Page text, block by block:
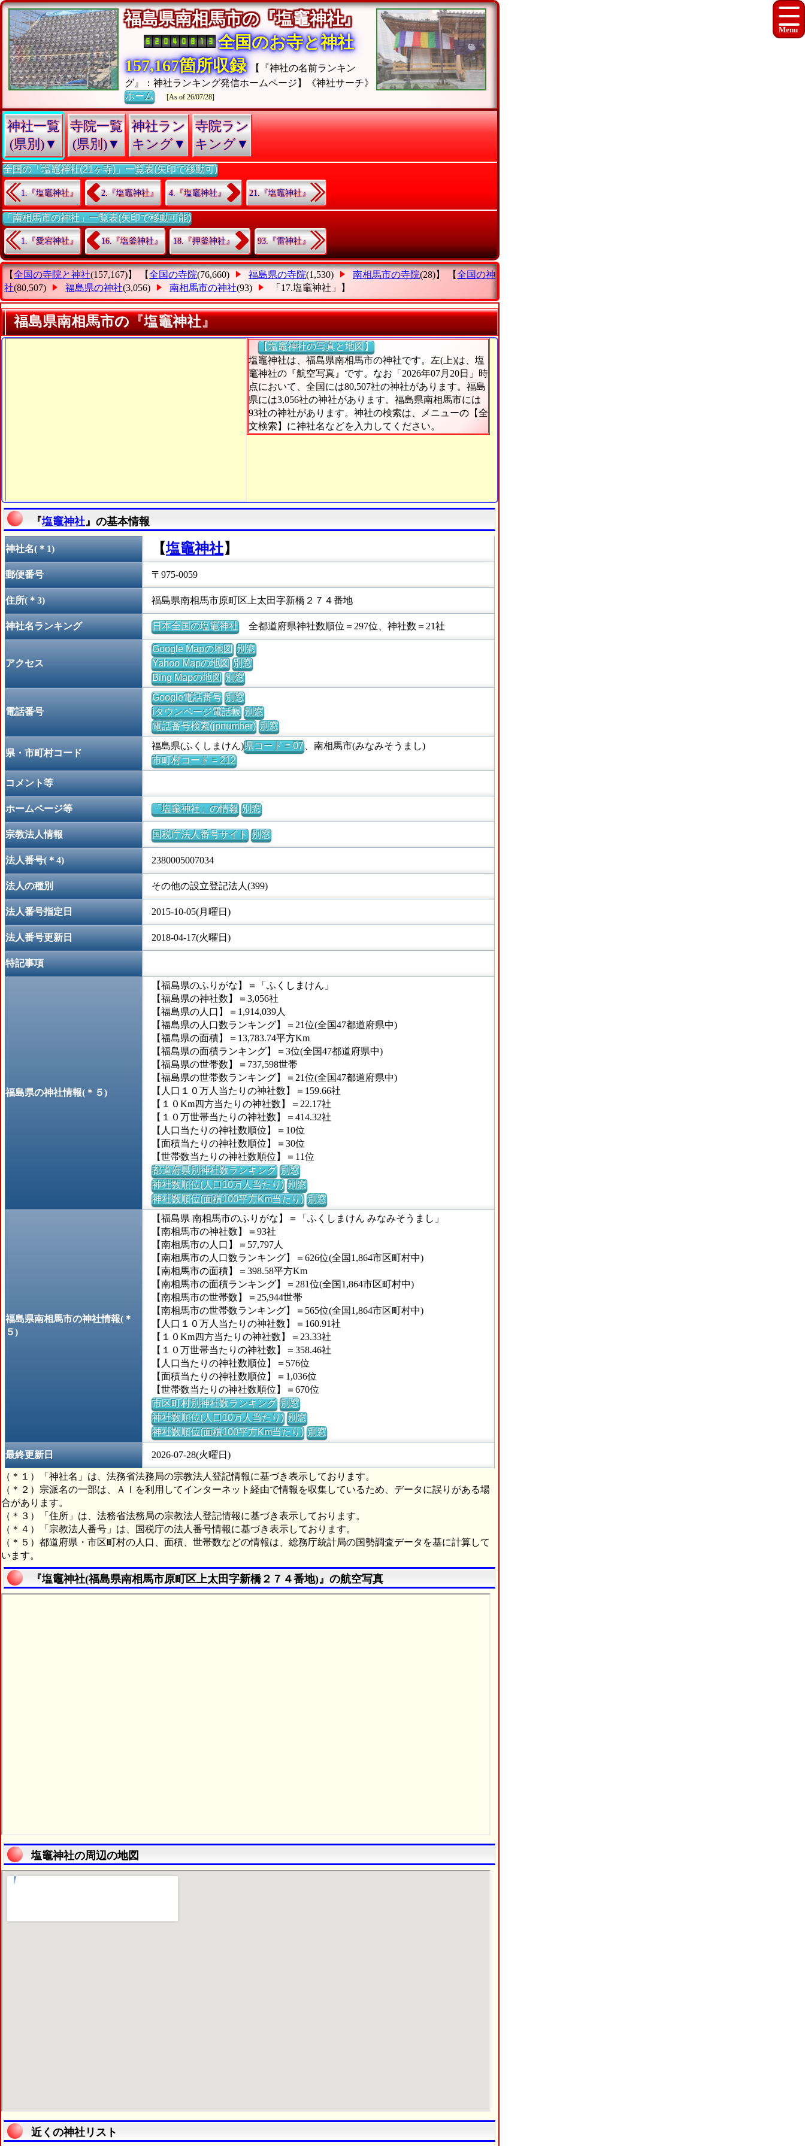
福島県南相馬市の『塩竈神社』
全国のお寺と神社
157,167箇所収録
【『神社の名前ランキン
グ』：神社ランキング発信ホームページ】《神社サーチ》
ホーム
[As of 26/07/28]
神社一覧
(県別)▼
寺院一覧
(県別)▼
神社ラン
キング▼
寺院ラン
キング▼
全国の「塩竈神社(21ヶ寺)」一覧表(矢印で移動可)
1.『塩竈神社』 2.『塩竈神社』 4.『塩竈神社』 21.『塩竈神社』
「南相馬市の神社」一覧表(矢印で移動可能)
1.『愛宕神社』 16.『塩釜神社』 18.『押釜神社』 93.『雷神社』
【全国の寺院と神社(157,167)】 【全国の寺院(76,660) 福島県の寺院(1,530) 南相馬市の寺院(28)】 【全国の神
社(80,507) 福島県の神社(3,056) 南相馬市の神社(93) 「17.塩竈神社」 】
福島県南相馬市の『塩竈神社』
【塩竈神社の写真と地図】
塩竈神社は、福島県南相馬市の神社です。左(上)は、塩
竈神社の『航空写真』です。なお「2026年07月20日」時
点において、全国には80,507社の神社があります。福島
県には3,056社の神社があります。福島県南相馬市には
93社の神社があります。神社の検索は、メニューの【全
文検索】に神社名などを入力してください。
『塩竈神社 』の基本情報
神社名(＊1) 【塩竈神社】
郵便番号 〒975-0059
住所(＊3) 福島県南相馬市原町区上太田字新橋２７４番地
神社名ランキング 日本全国の塩竈神社全都道府県神社数順位＝297位、神社数＝21社
アクセス
Google Mapの地図 別窓
Yahoo Mapの地図 別窓
Bing Mapの地図 別窓
電話番号
Google電話番号 別窓
iタウンページ電話帳 別窓
電話番号検索(jpnumber) 別窓
県・市町村コード
福島県(ふくしまけん)県コード = 07、南相馬市(みなみそうまし)
市町村コード = 212
コメント等
ホームページ等 「塩竈神社」の情報 別窓
宗教法人情報 国税庁法人番号サイト 別窓
法人番号(＊4) 2380005007034
法人の種別 その他の設立登記法人(399)
法人番号指定日 2015-10-05(月曜日)
法人番号更新日 2018-04-17(火曜日)
特記事項
福島県の神社情報(＊５)
【福島県のふりがな】＝「ふくしまけん」
【福島県の神社数】＝3,056社
【福島県の人口】＝1,914,039人
【福島県の人口数ランキング】＝21位(全国47都道府県中)
【福島県の面積】＝13,783.74平方Km
【福島県の面積ランキング】＝3位(全国47都道府県中)
【福島県の世帯数】＝737,598世帯
【福島県の世帯数ランキング】＝21位(全国47都道府県中)
【人口１０万人当たりの神社数】＝159.66社
【１０Km四方当たりの神社数】＝22.17社
【１０万世帯当たりの神社数】＝414.32社
【人口当たりの神社数順位】＝10位
【面積当たりの神社数順位】＝30位
【世帯数当たりの神社数順位】＝11位
都道府県別神社数ランキング 別窓
神社数順位(人口10万人当たり) 別窓
神社数順位(面積100平方Km当たり) 別窓
福島県南相馬市の神社情報(＊
５)
【福島県 南相馬市のふりがな】＝「ふくしまけん みなみそうまし」
【南相馬市の神社数】＝93社
【南相馬市の人口】＝57,797人
【南相馬市の人口数ランキング】＝626位(全国1,864市区町村中)
【南相馬市の面積】＝398.58平方Km
【南相馬市の面積ランキング】＝281位(全国1,864市区町村中)
【南相馬市の世帯数】＝25,944世帯
【南相馬市の世帯数ランキング】＝565位(全国1,864市区町村中)
【人口１０万人当たりの神社数】＝160.91社
【１０Km四方当たりの神社数】＝23.33社
【１０万世帯当たりの神社数】＝358.46社
【人口当たりの神社数順位】＝576位
【面積当たりの神社数順位】＝1,036位
【世帯数当たりの神社数順位】＝670位
市区町村別神社数ランキング 別窓
神社数順位(人口10万人当たり) 別窓
神社数順位(面積100平方Km当たり) 別窓
最終更新日 2026-07-28(火曜日)
（＊１）「神社名」は、法務省法務局の宗教法人登記情報に基づき表示しております。
（＊２）宗派名の一部は、ＡＩを利用してインターネット経由で情報を収集しているため、データに誤りがある場
合があります。
（＊３）「住所」は、法務省法務局の宗教法人登記情報に基づき表示しております。
（＊４）「宗教法人番号」は、国税庁の法人番号情報に基づき表示しております。
（＊５）都道府県・市区町村の人口、面積、世帯数などの情報は、総務庁統計局の国勢調査データを基に計算して
います。
『塩竈神社(福島県南相馬市原町区上太田字新橋２７４番地)』の航空写真
塩竈神社の周辺の地図
近くの神社リスト